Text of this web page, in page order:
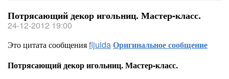
Потрясающий декор игольниц. Мастер-класс.
24-12-2012 19:00
Это цитата сообщенияfljuidaОригинальное сообщение
Потрясающий декор игольниц. Мастер-класс.